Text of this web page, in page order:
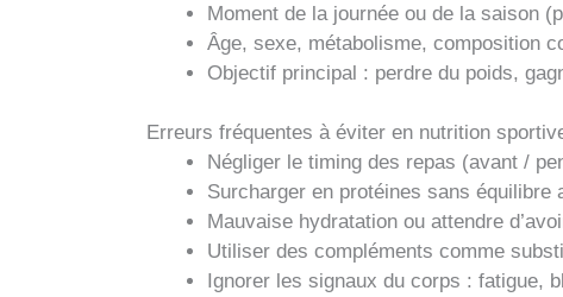
Moment de la journée ou de la saison
Âge, sexe, métabolisme, composition
Objectif principal : perdre du poids,
Erreurs fréquentes à éviter en nutrition
Négliger le timing des repas (avant /
Surcharger en protéines sans équilibre
Mauvaise hydratation ou attendre
Utiliser des compléments comme
Ignorer les signaux du corps : fatigue,